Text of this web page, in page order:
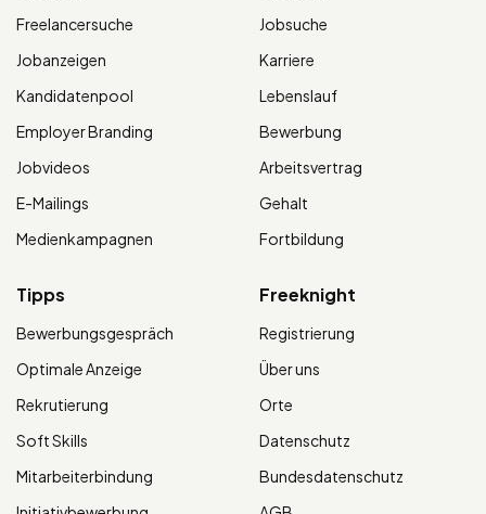
Freelancersuche
Jobanzeigen
Kandidatenpool
Employer Branding
Jobvideos
E-Mailings
Medienkampagnen
Jobsuche
Karriere
Lebenslauf
Bewerbung
Arbeitsvertrag
Gehalt
Fortbildung
Tipps
Bewerbungsgespräch
Optimale Anzeige
Rekrutierung
Soft Skills
Mitarbeiterbindung
Freeknight
Registrierung
Über uns
Orte
Datenschutz
Bundesdatenschutz